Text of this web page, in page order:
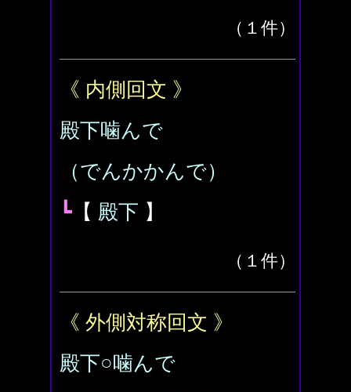
（１件）
《 内側回文 》
殿下噛んで
（でんかかんで）
┗ 【 殿下 】
（１件）
《 外側対称回文 》
殿下○噛んで